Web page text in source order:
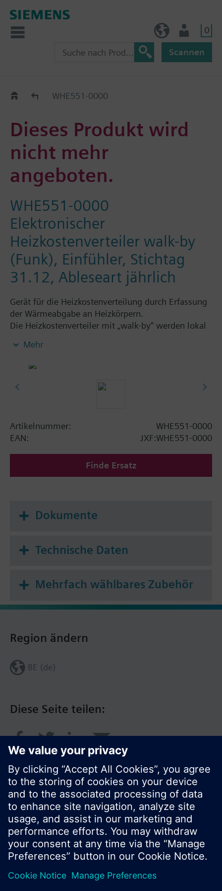
0
Scannen
Austauschhilfe
WHE551-0000
Dieses Produkt wird
nicht mehr
angeboten.
WHE551-0000
Elektronischer
Heizkostenverteiler walk-by
(Funk), Einfühler, Stichtag
31.12, Ableseart jährlich
Gerät für die Heizkostenverteilung durch Erfassung
der Wärmeabgabe an Heizkörpern.
Die Heizkostenverteiler mit „walk-by“ werden lokal
via Funk abgelesen (Funkfrequenz 868 MHz). Die
Messgeräte senden zum vorab eingestellten
entsprechenden Funktelegramme ein.
Der Heizkostenverteiler kann mit einem
Fernfühler einfach ergänzt werden.
Montageplatte (Wärmeleiter) ausgeliefert.
Zusatzinformation
Die Montageplatte muss separat bestellt werden.
Mehr
Artikelnummer:
WHE551-0000
EAN:
JXF:WHE551-0000
Finde Ersatz
Dokumente
Technische Daten
Mehrfach wählbares Zubehör
Diese Seite teilen:
Region ändern
BE (de)
© Siemens Schweiz AG 2017
Produktangebot und Preise können pro Land